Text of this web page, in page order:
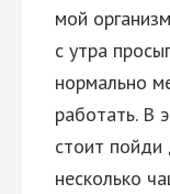
мой
с утра
нормально
работать. В
стоит пойди
несколько